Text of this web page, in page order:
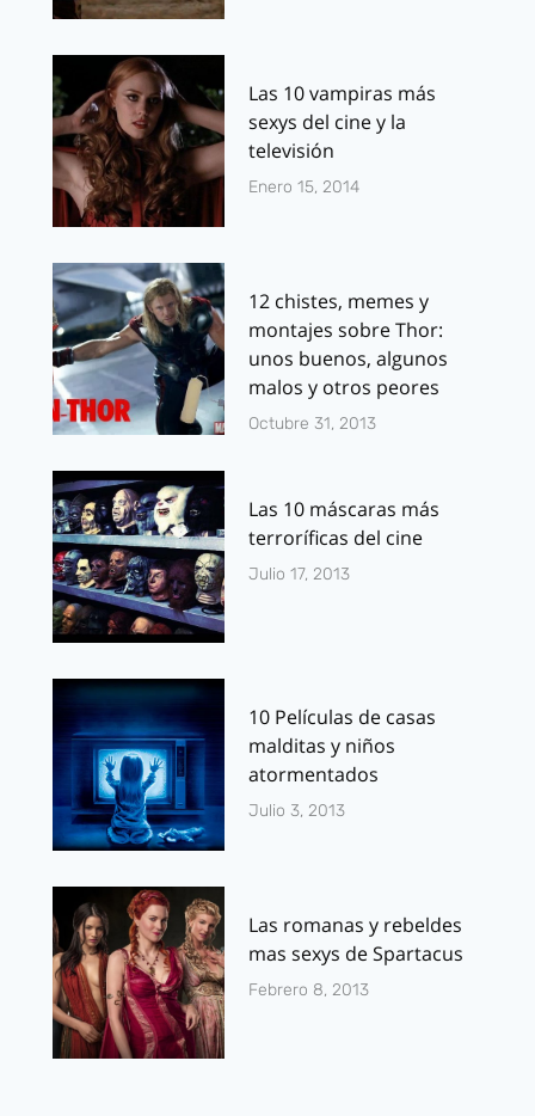
Las 10 vampiras más
sexys del cine y la
televisión
Enero 15, 2014
12 chistes, memes y
montajes sobre Thor:
unos buenos, algunos
malos y otros peores
Octubre 31, 2013
Las 10 máscaras más
terroríficas del cine
Julio 17, 2013
10 Películas de casas
malditas y niños
atormentados
Julio 3, 2013
Las romanas y rebeldes
mas sexys de Spartacus
Febrero 8, 2013